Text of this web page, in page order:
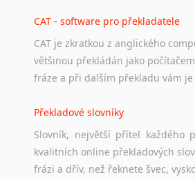
Studium v Austrálii
Soubor odkazů užitečných všem,
a zázemí, australské univerzity a
Práce v Austrálii
Odkazy poskytující cenné
hledat práci na internetu
CAT - software pro překladatele
CAT je zkratkou z anglického
většinou překládán jako
fráze a při dalším překladu vám
Překladové slovníky
Slovník, největší přítel každého
kvalitních online překladových
frázi a dřív, než řeknete švec,